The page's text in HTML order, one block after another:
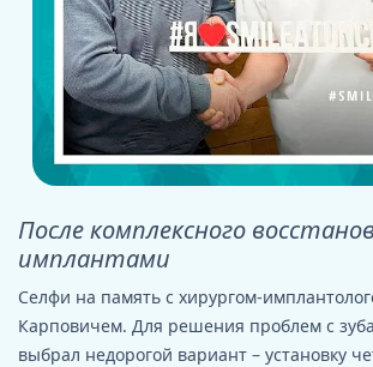
После комплексного
имплантами
Селфи на память с хирургом-
Карповичем. Для решения проблем с
выбрал недорогой вариант – установку